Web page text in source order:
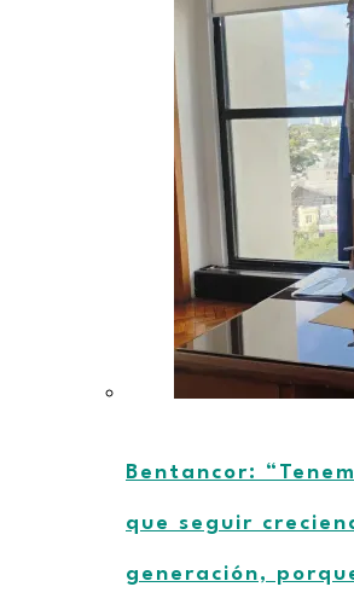
Bentancor:
que seguir
generación,